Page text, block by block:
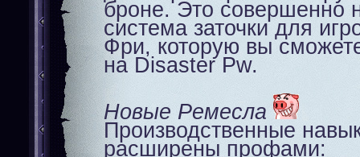
броне. Это совершенно
система заточки для
Фри, которую вы
на Disaster Pw.
Новые Ремесла
Производственные
расширены профами: